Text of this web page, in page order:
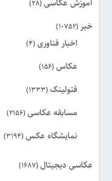
آموزش عکاسی (28)
خبر (10752)
اخبار فناوری (4)
عکاس (156)
فتولینک (1333)
مسابقه عکاسی (2156)
نمایشگاه عکس (3194)
عکاسی دیجیتال (1687)